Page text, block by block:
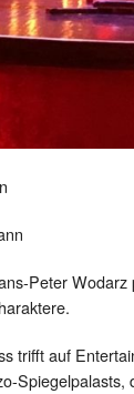
Peter
trifft auf